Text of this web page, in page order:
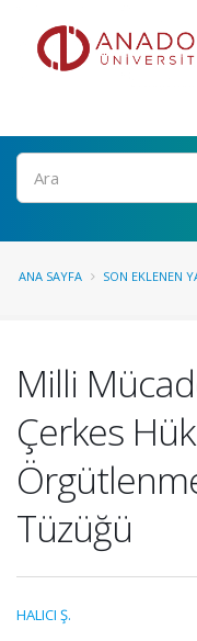
Ara
ANA SAYFA SON EKLENEN
Milli
Çerkes
Tüzüğü
HALICI Ş.